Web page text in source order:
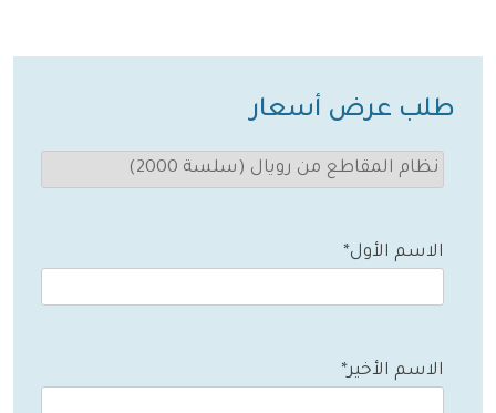
طلب عرض أسعار
الاسم الأول*
الاسم الأخير*